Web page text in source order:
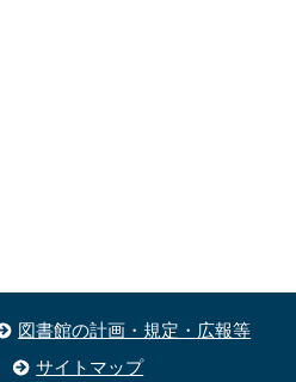
図書館の計画・規定・広報等
サイトマップ